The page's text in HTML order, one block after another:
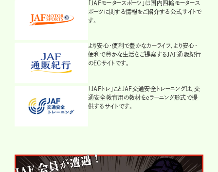
「JAFモータースポーツ」は国内四輪モータース
ポーツに関する情報をご紹介する公式サイトで
す。
より安心・便利で豊かなカーライフ、より安心・
便利で豊かな生活をご提案するJAF通販紀行
のECサイトです。
「JAFトレ」ことJAF交通安全トレーニングは、交
通安全教育用の教材をeラーニング形式で提
供するサイトです。